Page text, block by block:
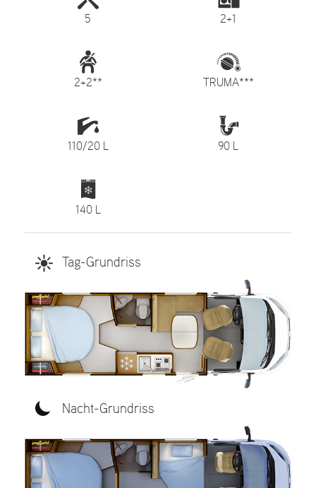
5 2+1
2+2** TRUMA***
110/20 L 90 L
140 L
Tag-Grundriss
Nacht-Grundriss